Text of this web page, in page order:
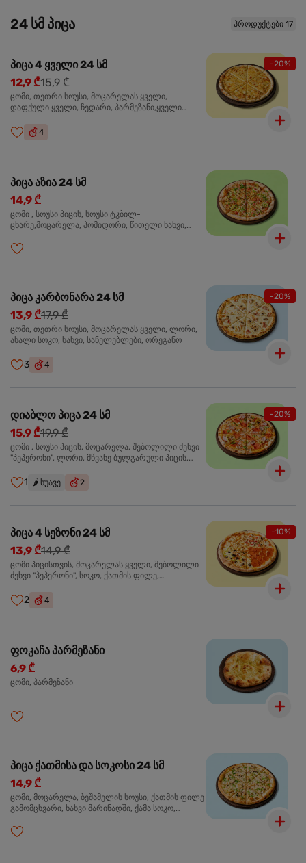
24 სმ პიცა პროდუქტები 17
-20%
პიცა 4 ყველი 24 სმ
12,9 ₾15,9 ₾
ცომი, თეთრი სოუსი, მოცარელას ყველი,
დაფქული ყველი, ჩედარი, პარმეზანი,ყველი
4
პიცა აზია 24 სმ
14,9 ₾
ცომი , სოუსი პიცის, სოუსი ტკბილ-
ცხარე,მოცარელა, პომიდორი, წითელი ხახვი,
სეზამის მარცვლის ნაზავი, ქინძი, ორეგანო
-20%
პიცა კარბონარა 24 სმ
13,9 ₾17,9 ₾
ცომი, თეთრი სოუსი, მოცარელას ყველი, ლორი,
ახალი სოკო, ხახვი, სანელებლები, ორეგანო
3 4
-20%
დიაბლო პიცა 24 სმ
15,9 ₾19,9 ₾
ცომი , სოუსი პიცის, მოცარელა, შებოლილი ძეხვი
"პეპერონი", ლორი, მწვანე ბულგარული პიცის,
1 🌶️ სუავე 2
-10%
პიცა 4 სეზონი 24 სმ
13,9 ₾14,9 ₾
ცომი პიცისთვის, მოცარელას ყველი, შებოლილი
ძეხვი "პეპერონი", სოკო, ქათმის ფილე,
2 4
ფოკაჩა პარმეზანი
6,9 ₾
ცომი, პარმეზანი
პიცა ქათმისა და სოკოსი 24 სმ
14,9 ₾
ცომი, მოცარელა, ბეშამელის სოუსი, ქათმის ფილე
გამომცხვარი, ხახვი მარინადში, ქამა სოკო,